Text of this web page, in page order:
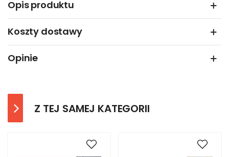
Opis produktu
Koszty dostawy
Opinie
Z TEJ SAMEJ KATEGORII